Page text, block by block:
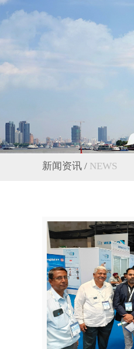
新闻资讯 / NEWS